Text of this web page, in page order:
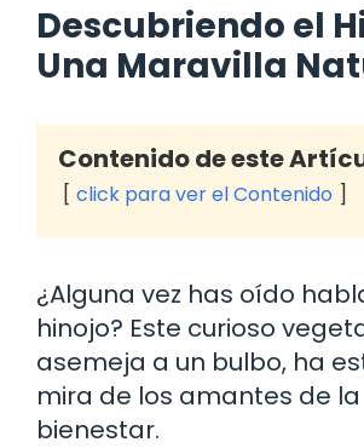
Descubriendo el
Una Maravilla
Contenido de este
click para ver el Contenido
¿Alguna vez has oído
hinojo? Este curioso
asemeja a un bulbo, ha
mira de los amantes de
bienestar.